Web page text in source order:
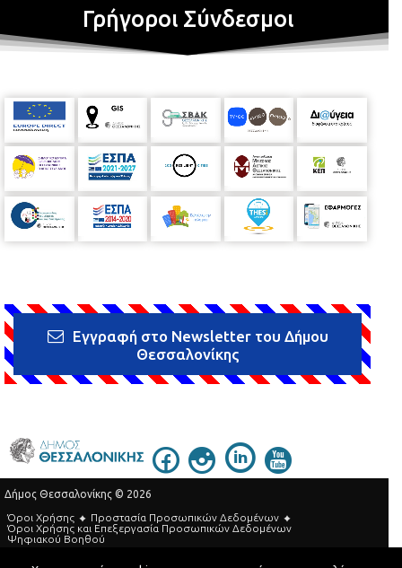
Γρήγοροι Σύνδεσμοι
Εγγραφή στο Newsletter του Δήμου
Θεσσαλονίκης
Δήμος Θεσσαλονίκης © 2026
Όροι Χρήσης
Προστασία Προσωπικών Δεδομένων
Όροι Xρήσης και Eπεξεργασία Προσωπικών Δεδομένων
Ψηφιακού Βοηθού
Τηλεφωνικός Κατάλογος